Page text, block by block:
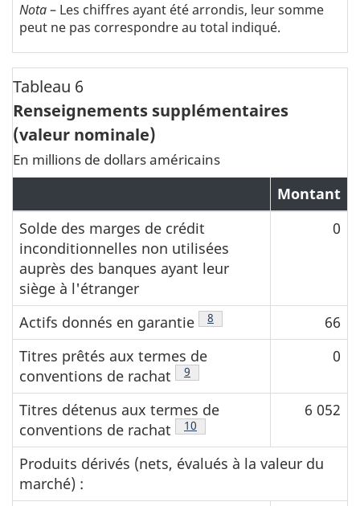
Nota– Les chiffres ayant été arrondis, leur somme
peut ne pas correspondre au total indiqué.
Tableau 6
Renseignements supplémentaires
(valeur nominale)
En millions de dollars américains
Montant
Solde des marges de crédit
inconditionnelles non utilisées
auprès des banques ayant leur
siège à l'étranger
0
Actifs donnés en garantie Note de bas de page
8
66
Titres prêtés aux termes de
conventions de rachat
Note de bas de page
9
0
Titres détenus aux termes de
conventions de rachat
Note de bas de page
10
6 052
Produits dérivés (nets, évalués à la valeur du
marché) :